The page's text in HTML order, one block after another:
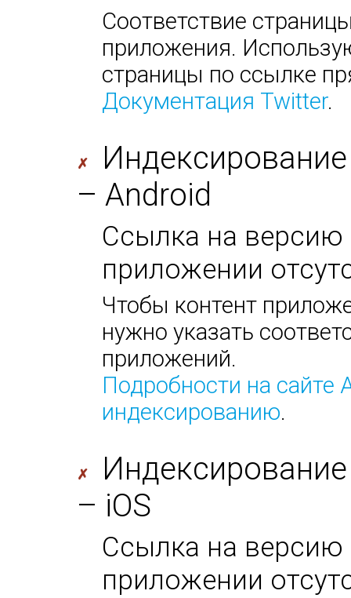
Соответствие
приложения.
страницы по ссылке
Документация Twitter.
✗
– Android
Ссылка на версию
приложении
Чтобы контент
нужно указать
приложений.
Подробности на сайте
индексированию.
✗
– iOS
Ссылка на версию
приложении